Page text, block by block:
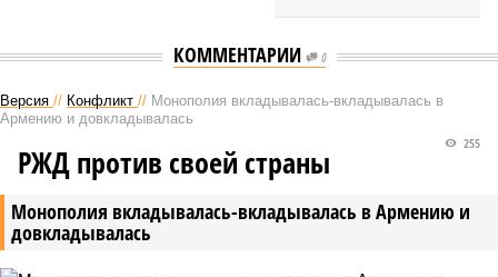
КОММЕНТАРИИ 0
Версия // Конфликт // Монополия вкладывалась-вкладывалась в
Армению и довкладывалась
Монополия вкладывалась-вкладывалась в Армению и
довкладывалась
255
РЖД против своей страны